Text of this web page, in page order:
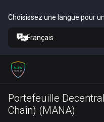
Choisissez une langue pour
Français
Portefeuille
Chain) (MANA)